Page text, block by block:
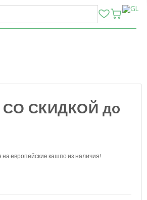
СКИДКОЙ до
европейские кашпо из наличия!